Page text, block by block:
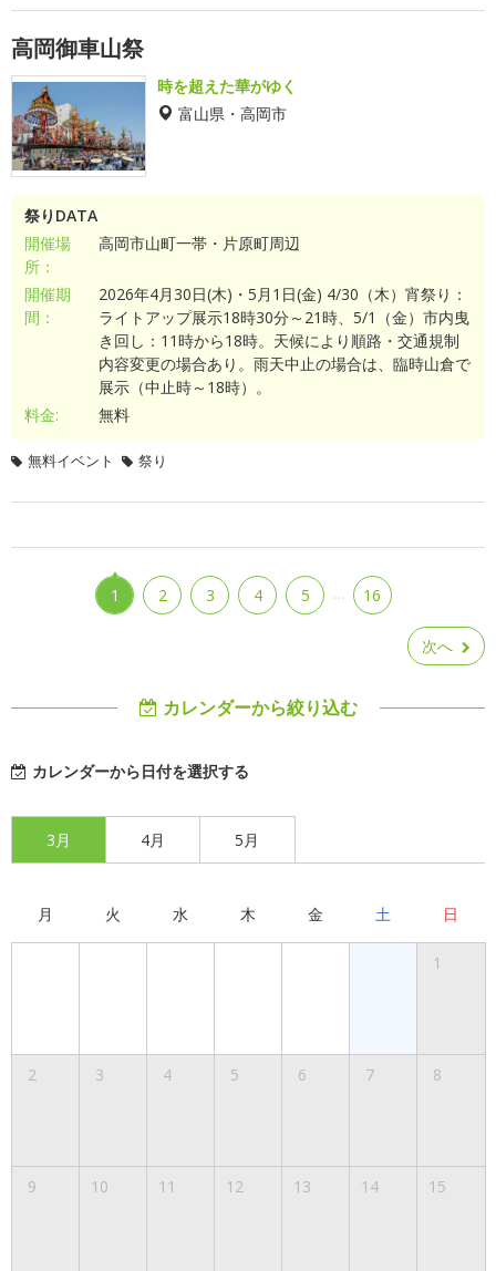
高岡御車山祭
時を超えた華がゆく
富山県・高岡市
祭りDATA
開催場
所：
高岡市山町一帯・片原町周辺
開催期
間：
2026年4月30日(木)・5月1日(金) 4/30（木）宵祭り：
ライトアップ展示18時30分～21時、5/1（金）市内曳
き回し：11時から18時。天候により順路・交通規制
内容変更の場合あり。雨天中止の場合は、臨時山倉で
展示（中止時～18時）。
料金:
無料
無料イベント 祭り
1 2 3 4 5 … 16
次へ
カレンダーから絞り込む
カレンダーから日付を選択する
3月 4月 5月
月 火 水 木 金 土 日
1
2 3 4 5 6 7 8
9 10 11 12 13 14 15